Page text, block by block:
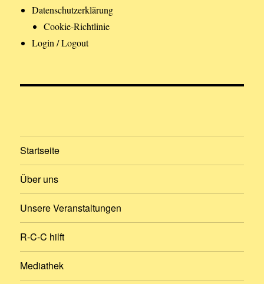
Datenschutzerklärung
Cookie-Richtlinie
Login / Logout
Startseite
Über uns
Unsere Veranstaltungen
R-C-C hilft
Mediathek